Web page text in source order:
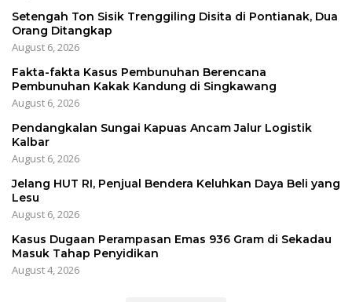
Setengah Ton Sisik Trenggiling Disita di Pontianak, Dua
Orang Ditangkap
August 6, 2026
Fakta-fakta Kasus Pembunuhan Berencana
Pembunuhan Kakak Kandung di Singkawang
August 6, 2026
Pendangkalan Sungai Kapuas Ancam Jalur Logistik
Kalbar
August 6, 2026
Jelang HUT RI, Penjual Bendera Keluhkan Daya Beli yang
Lesu
August 6, 2026
Kasus Dugaan Perampasan Emas 936 Gram di Sekadau
Masuk Tahap Penyidikan
August 4, 2026